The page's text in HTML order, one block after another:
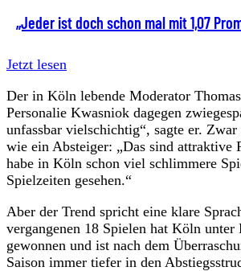
„Jeder ist doch schon mal mit 1,07
Jetzt lesen
Der in Köln lebende Moderator
Personalie Kwasniok dagegen
unfassbar vielschichtig“, sagte er.
wie ein Absteiger: „Das sind attraktive
habe in Köln schon viel schlimmere
Spielzeiten gesehen.“
Aber der Trend spricht eine klare
vergangenen 18 Spielen hat Köln
gewonnen und ist nach dem
Saison immer tiefer in den